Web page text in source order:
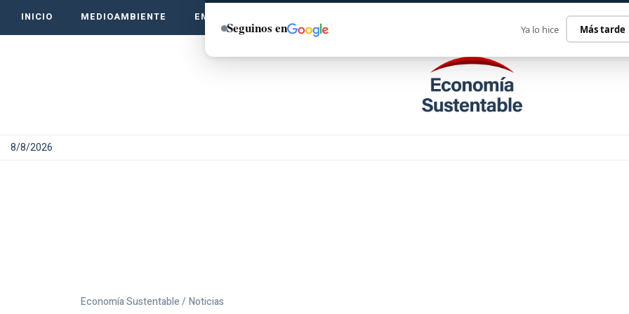
INICIO MEDIOAMBIENTE EMPRENDE VERDE
8/8/2026
Economía Sustentable / Noticias
Seguinos en Ya lo hice Más tarde